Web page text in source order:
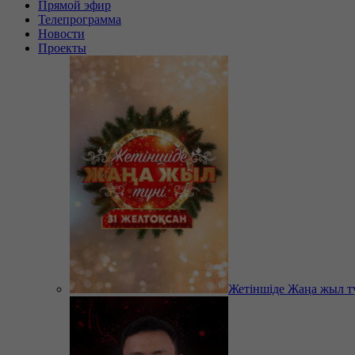
Прямой эфир
Телепрограмма
Новости
Проекты
Жетіншіде Жаңа жыл